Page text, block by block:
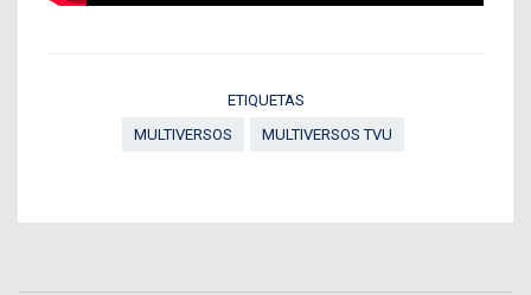
ETIQUETAS
MULTIVERSOS
MULTIVERSOS TVU